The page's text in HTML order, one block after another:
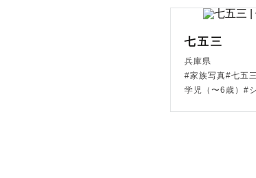
5
七五三
兵庫県
#家族写真#七五
学児（〜6歳）#